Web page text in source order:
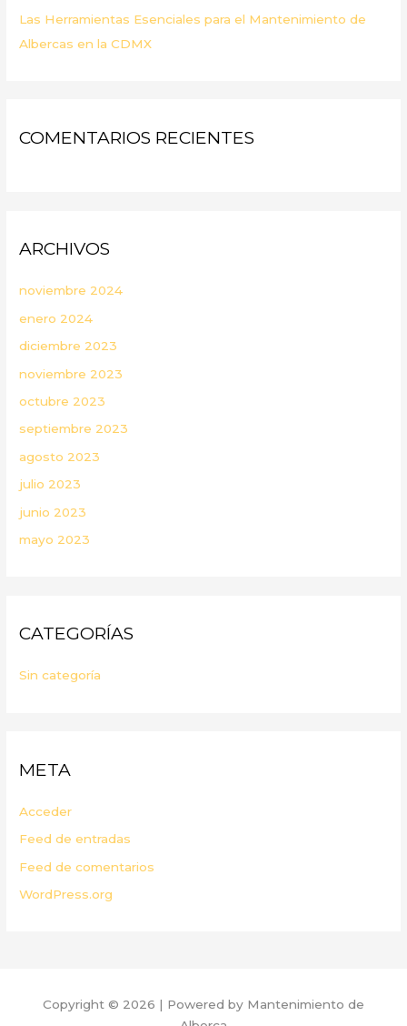
Las Herramientas Esenciales para el Mantenimiento de
Albercas en la CDMX
COMENTARIOS RECIENTES
ARCHIVOS
noviembre 2024
enero 2024
diciembre 2023
noviembre 2023
octubre 2023
septiembre 2023
agosto 2023
julio 2023
junio 2023
mayo 2023
CATEGORÍAS
Sin categoría
META
Acceder
Feed de entradas
Feed de comentarios
WordPress.org
Copyright © 2026 | Powered by Mantenimiento de